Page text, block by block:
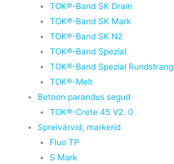
TOK®-Band SK Drain
TOK®-Band SK Mark
TOK®-Band SK N2
TOK®-Band Spezial
TOK®-Band Spezial Rundstrang
TOK®-Melt
Betoon parandus segud
TOK®-Crete 45 V2. 0
Spreivärvid, markerid
Fluo TP
S Mark